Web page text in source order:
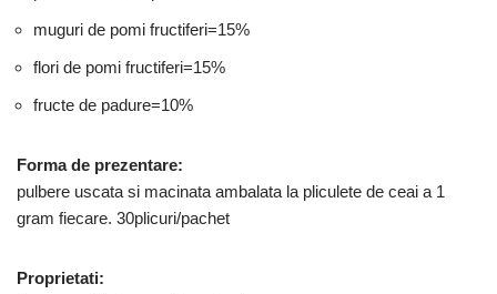
muguri de pomi fructiferi=15%
flori de pomi fructiferi=15%
fructe de padure=10%
Forma de prezentare:
pulbere uscata si macinata ambalata la pliculete de ceai a 1
gram fiecare. 30plicuri/pachet
Proprietati: